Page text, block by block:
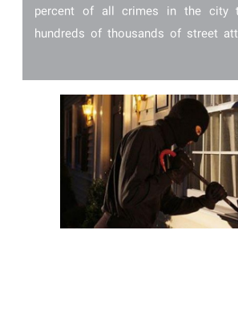
percent of all crimes in the city
hundreds of thousands of street